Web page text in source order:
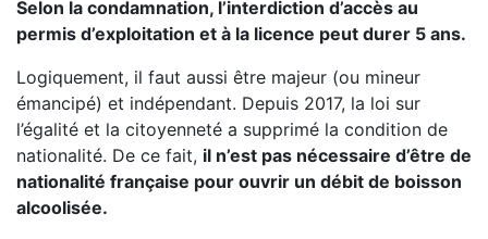
Selon la condamnation, l’interdiction d’accès au
permis d’exploitation et à la licence peut durer 5 ans.
Logiquement, il faut aussi être majeur (ou mineur
émancipé) et indépendant. Depuis 2017, la loi sur
l’égalité et la citoyenneté a supprimé la condition de
nationalité. De ce fait, il n’est pas nécessaire d’être de
nationalité française pour ouvrir un débit de boisson
alcoolisée.